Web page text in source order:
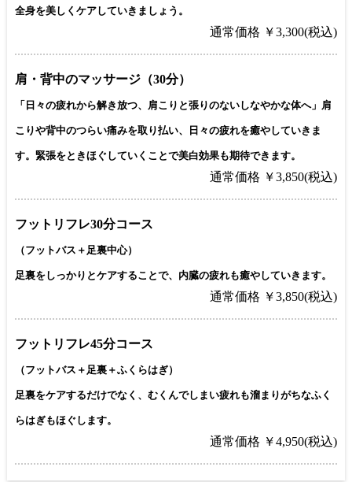
全身を美しくケアしていきましょう。
通常価格 ￥3,300(税込)
肩・背中のマッサージ（30分）
「日々の疲れから解き放つ、肩こりと張りのないしなやかな体へ」肩
こりや背中のつらい痛みを取り払い、日々の疲れを癒やしていきま
す。緊張をときほぐしていくことで美白効果も期待できます。
通常価格 ￥3,850(税込)
フットリフレ30分コース
（フットバス＋足裏中心）
足裏をしっかりとケアすることで、内臓の疲れも癒やしていきます。
通常価格 ￥3,850(税込)
フットリフレ45分コース
（フットバス＋足裏＋ふくらはぎ）
足裏をケアするだけでなく、むくんでしまい疲れも溜まりがちなふく
らはぎもほぐします。
通常価格 ￥4,950(税込)